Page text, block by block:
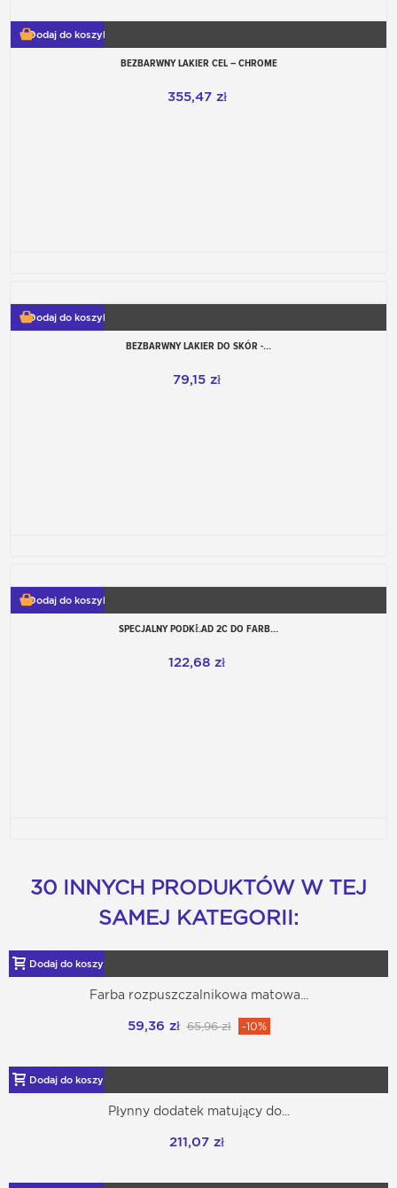
Dodaj do koszyka
BEZBARWNY LAKIER CEL – CHROME
355,47 zł
Dodaj do koszyka
BEZBARWNY LAKIER DO SKÓR -...
79,15 zł
Dodaj do koszyka
SPECJALNY PODKŁAD 2C DO FARB...
122,68 zł
30 INNYCH PRODUKTÓW W TEJ
SAMEJ KATEGORII:
Dodaj do koszyka
Farba rozpuszczalnikowa matowa...
59,36 zł 65,96 zł -10%
Dodaj do koszyka
Płynny dodatek matujący do...
211,07 zł